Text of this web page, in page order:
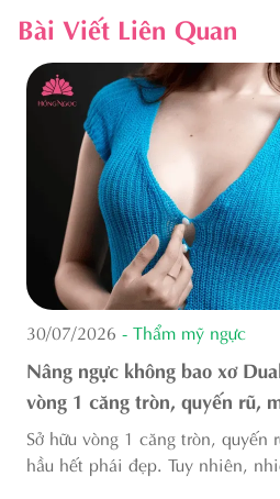
Bài Viết Liên Quan
30/07/2026 - Thẩm mỹ ngực
Nâng ngực không bao xơ
vòng 1 căng tròn, quyến rũ,
Sở hữu vòng 1 căng tròn, quyến
hầu hết phái đẹp. Tuy nhiên,